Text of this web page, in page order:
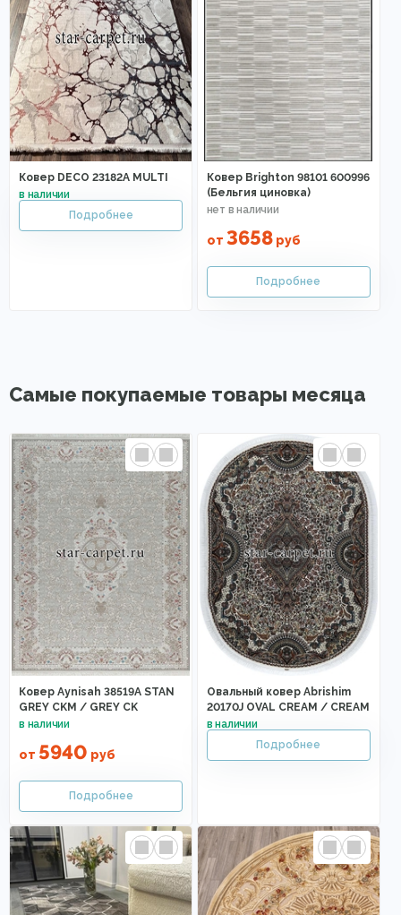
Ковер DECO 23182A MULTI
Ковер Brighton 98101 600996
(Бельгия циновка)
от 3658руб
Самые покупаемые товары месяца
Ковер Aynisah 38519A STAN
GREY CKM / GREY CK
от 5940 руб
Овальный ковер Abrishim
20170J OVAL CREAM / CREAM